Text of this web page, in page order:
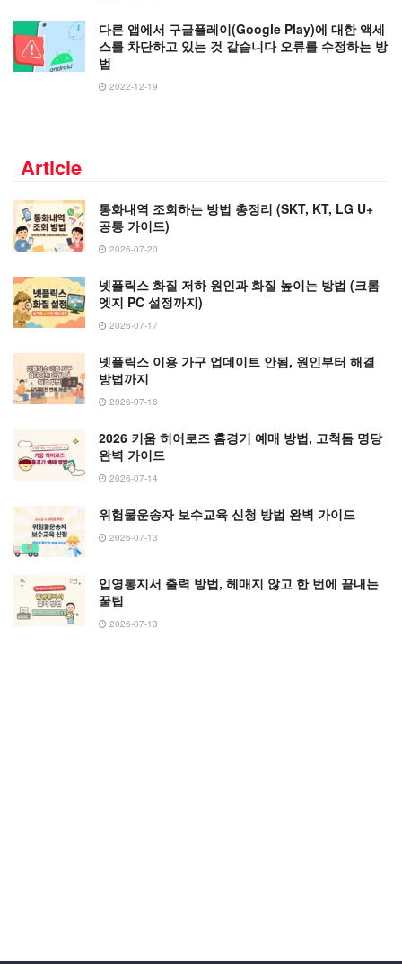
다른 앱에서 구글플레이(Google Play)에 대한 액세
스를 차단하고 있는 것 같습니다 오류를 수정하는 방
법
2022-12-19
Article
통화내역 조회하는 방법 총정리 (SKT, KT, LG U+
공통 가이드)
2026-07-20
넷플릭스 화질 저하 원인과 화질 높이는 방법 (크롬
엣지 PC 설정까지)
2026-07-17
넷플릭스 이용 가구 업데이트 안됨, 원인부터 해결
방법까지
2026-07-16
2026 키움 히어로즈 홈경기 예매 방법, 고척돔 명당
완벽 가이드
2026-07-14
위험물운송자 보수교육 신청 방법 완벽 가이드
2026-07-13
입영통지서 출력 방법, 헤매지 않고 한 번에 끝내는
꿀팁
2026-07-13